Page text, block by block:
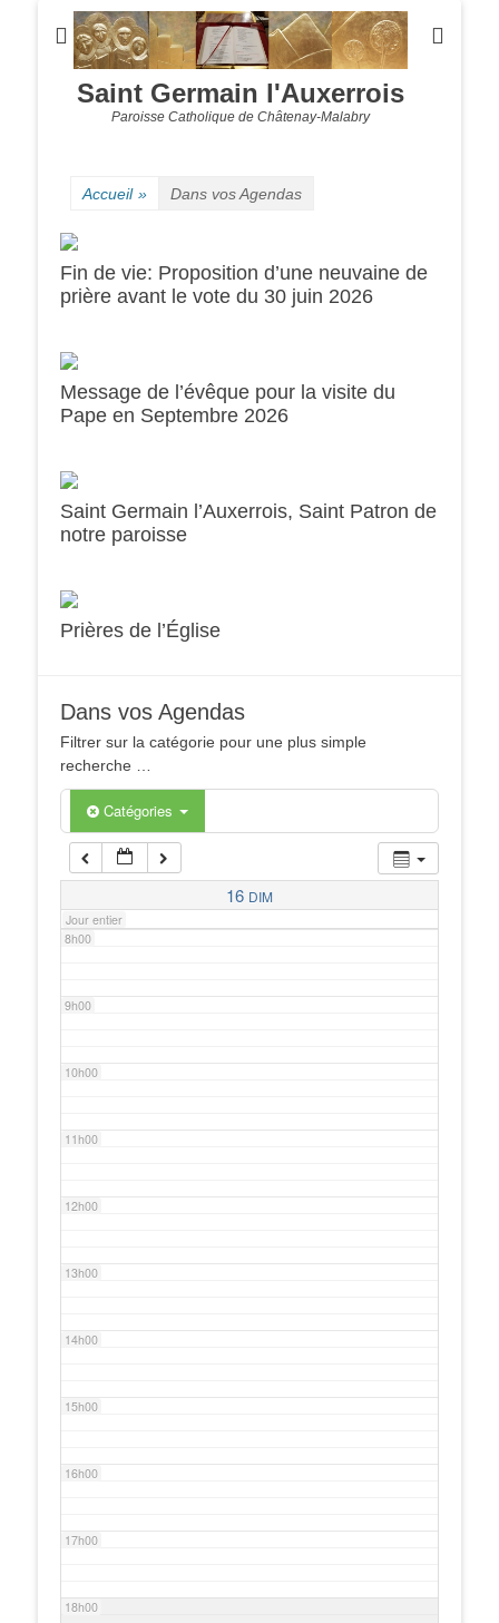
Saint Germain l'Auxerrois
Paroisse Catholique de Châtenay-Malabry
Accueil » Dans vos Agendas
Fin de vie: Proposition d’une neuvaine de
prière avant le vote du 30 juin 2026
Message de l’évêque pour la visite du
Pape en Septembre 2026
Saint Germain l’Auxerrois, Saint Patron de
notre paroisse
Prières de l’Église
Dans vos Agendas
Filtrer sur la catégorie pour une plus simple
recherche …
Catégories
16 DIM
Jour entier
0h00
1h00
2h00
3h00
5h00
6h00
7h00
8h00
9h00
10h00
11h00
12h00
13h00
14h00
15h00
16h00
17h00
18h00